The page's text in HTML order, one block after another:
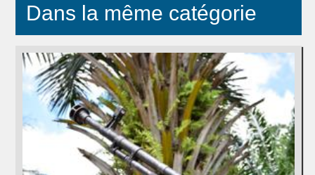
Dans la même catégorie